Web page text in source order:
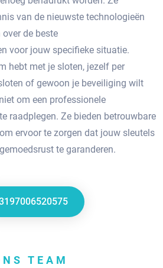
van de nieuwste technologieën
de beste
voor jouw specifieke situatie.​
hebt met je sloten, jezelf per
of gewoon je beveiliging wilt
om een professionele
raadplegen.​ Ze bieden betrouwbare
ervoor te zorgen dat jouw sleutels
te garanderen.​
TEAM